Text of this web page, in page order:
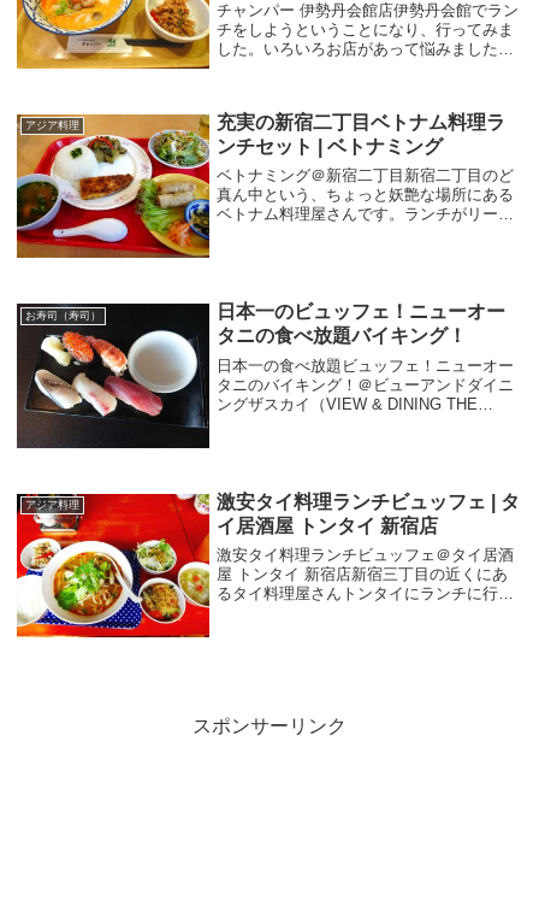
チャンパー 伊勢丹会館店伊勢丹会館でラン
チをしようということになり、行ってみま
した。いろいろお店があって悩みました
日の13:40でしたが、結構混んでいて、ギリ
ギリ待...
アジア料理
充実の新宿二丁目ベトナム料理ラ
ンチセット | ベトナミング
ベトナミング＠新宿二丁目新宿二丁目のど
真ん中という、ちょっと妖艶な場所にある
ベトナム料理屋さんです。ランチがリーズ
お寿司（寿司）
日本一のビュッフェ！ニューオー
タニの食べ放題バイキング！
日本一の食べ放題ビュッフェ！ニューオー
タニのバイキング！＠ビューアンドダイニ
ングザスカイ（VIEW & DINING THE
アジア料理
激安タイ料理ランチビュッフェ | タ
イ居酒屋 トンタイ 新宿店
激安タイ料理ランチビュッフェ＠タイ居酒
屋 トンタイ 新宿店新宿三丁目の近くにあ
るタイ料理屋さんトンタイにランチに行っ
スポンサーリンク